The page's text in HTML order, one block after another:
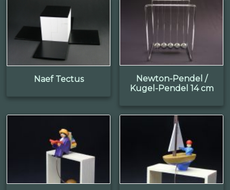
Naef Tectus
Newton-Pendel /
Kugel-Pendel 14 cm